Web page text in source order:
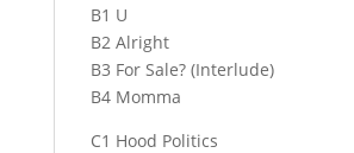
B1 U
B2 Alright
B3 For Sale? (Interlude)
B4 Momma
C1 Hood Politics